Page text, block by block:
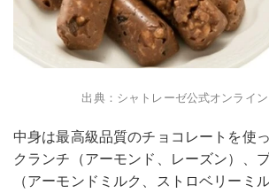
出典：シャトレーゼ公式オンライ
中身は最高級品質のチョコレートを使
クランチ（アーモンド、レーズン）、
（アーモンドミルク、ストロベリーミ